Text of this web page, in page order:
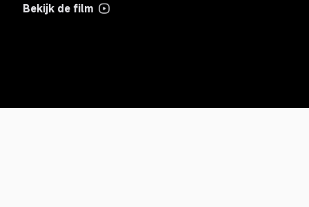
Bekijk de film